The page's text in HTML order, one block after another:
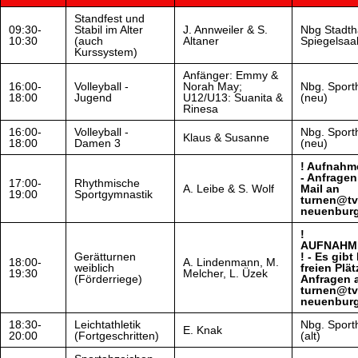
09:30-
10:30
Standfest und
Stabil im Alter
(auch
Kurssystem)
J. Annweiler & S.
Altaner
Nbg
16:00-
18:00
Volleyball -
Jugend
Anfänger: Emmy &
Norah May;
U12/U13: Suanita &
Rinesa
Nbg.
(neu)
16:00-
18:00
Volleyball -
Damen 3
Klaus & Susanne
Nbg.
(neu)
17:00-
19:00
Rhythmische
Sportgymnastik
A. Leibe & S. Wolf
!
-
Mail an
18:00-
19:30
Gerätturnen
weiblich
(Förderriege)
A. Lindenmann, M.
Melcher, L. Üzek
!
! - Es gibt
freien
Anfragen
18:30-
20:00
Leichtathletik
(Fortgeschritten)
E. Knak
Nbg.
(alt)